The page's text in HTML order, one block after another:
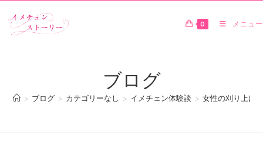
0 メニュー
ブログ
> ブログ > カテゴリーなし > イメチェン体験談 > 女性の刈り上げ